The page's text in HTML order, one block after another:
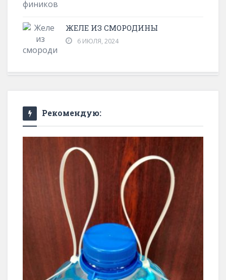
ЖЕЛЕ ИЗ СМОРОДИНЫ
6 ИЮЛЯ, 2024
Рекомендую: